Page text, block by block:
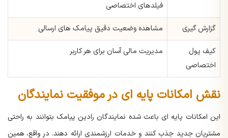
فیلدهای اختصاصی
گزارش گیری مشاهده وضعیت دقیق پیامک های ارسالی
کیف پول
اختصاصی
مدیریت مالی آسان برای هر کاربر
نقش امکانات پایه ای در موفقیت نمایندگان
این امکانات پایه ای باعث شده نمایندگان رادین پیامک بتوانند به راحتی
مشتریان جدید جذب کنند و خدمات ارزشمندی ارائه دهند. در واقع، همین